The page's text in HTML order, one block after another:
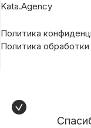
Kata.Agency
Политика
Политика